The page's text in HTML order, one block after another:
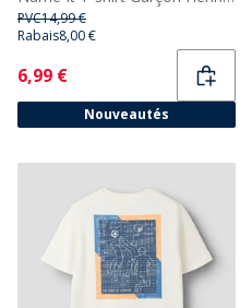
PVC14,99 €
Rabais8,00 €
Current
6,99 €
Nouveautés